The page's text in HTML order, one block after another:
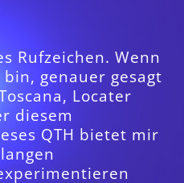
Rufzeichen. Wenn
genauer gesagt
Locater
diesem
QTH bietet mir